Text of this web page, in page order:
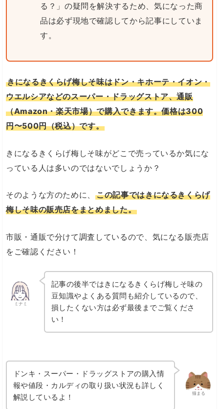
る？」の疑問を解決するため、気になった商
品は必ず現地で確認してから記事にしていま
す。
きになるきくらげ梅しそ味はドン・キホーテ・イオン・
ウエルシアなどのスーパー・ドラッグストア、通販
（Amazon・楽天市場）で購入できます。価格は300
円〜500円（税込）です。
きになるきくらげ梅しそ味がどこで売っているか気にな
っている人は多いのではないでしょうか？
そのような方のために、この記事ではきになるきくらげ
梅しそ味の販売店をまとめました。
市販・通販で分けて調査しているので、気になる販売店
をご確認ください！
ミナミ
記事の後半ではきになるきくらげ梅しそ味の
豆知識やよくある質問も紹介しているので、
損したくない方は必ず最後までご覧くださ
い！
猫まる
ドンキ・スーパー・ドラッグストアの購入情
報や値段・カルディの取り扱い状況も詳しく
解説しているよ！